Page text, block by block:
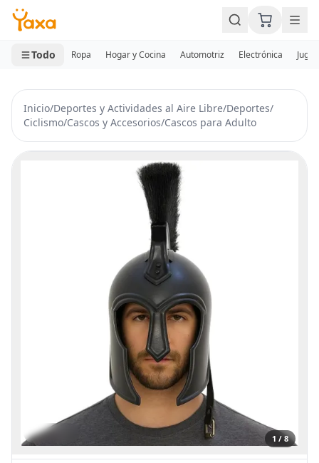
MINI CARRITO
0 productos
Todo Ropa Hogar y Cocina Automotriz Electrónica
Inicio/Deportes y Actividades al Aire Libre/Deportes/
Ciclismo/Cascos y Accesorios/Cascos para Adulto
1 / 8